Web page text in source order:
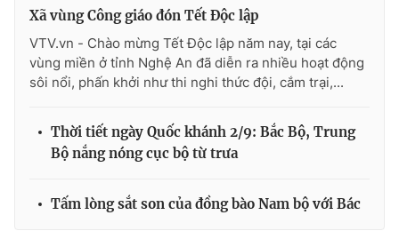
Xã vùng Công giáo đón Tết Độc lập
VTV.vn - Chào mừng Tết Độc lập năm nay, tại các
vùng miền ở tỉnh Nghệ An đã diễn ra nhiều hoạt động
sôi nổi, phấn khởi như thi nghi thức đội, cắm trại,...
Thời tiết ngày Quốc khánh 2/9: Bắc Bộ, Trung
Bộ nắng nóng cục bộ từ trưa
Tấm lòng sắt son của đồng bào Nam bộ với Bác